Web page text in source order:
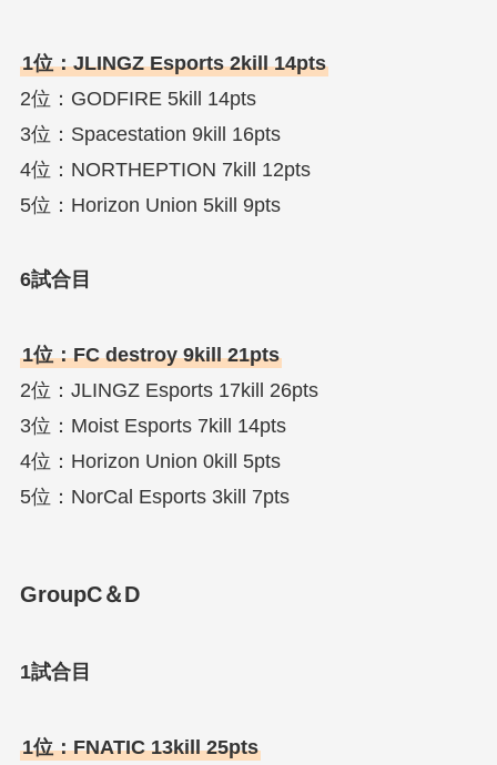
1位：JLINGZ Esports 2kill 14pts
2位：GODFIRE 5kill 14pts
3位：Spacestation 9kill 16pts
4位：NORTHEPTION 7kill 12pts
5位：Horizon Union 5kill 9pts
6試合目
1位：FC destroy 9kill 21pts
2位：JLINGZ Esports 17kill 26pts
3位：Moist Esports 7kill 14pts
4位：Horizon Union 0kill 5pts
5位：NorCal Esports 3kill 7pts
GroupC＆D
1試合目
1位：FNATIC 13kill 25pts